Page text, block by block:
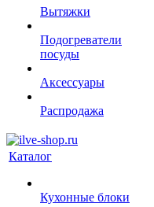
Вытяжки
Подогреватели
посуды
Аксессуары
Распродажа
Каталог
Кухонные блоки